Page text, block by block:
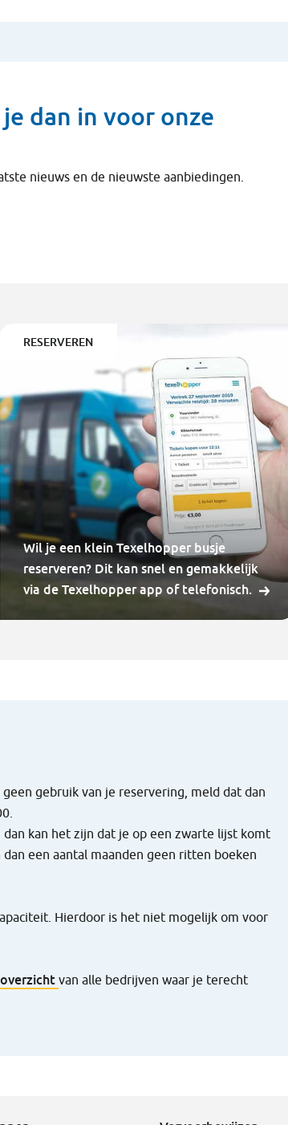
dan in voor onze
nieuws en de nieuwste aanbiedingen.
RESERVEREN
Wil je een klein Texelhopper busje
reserveren? Dit kan snel en gemakkelijk
via de Texelhopper app of telefonisch.
gebruik van je reservering, meld dat dan
kan het zijn dat je op een zwarte lijst komt
een aantal maanden geen ritten boeken
Hierdoor is het niet mogelijk om voor
van alle bedrijven waar je terecht